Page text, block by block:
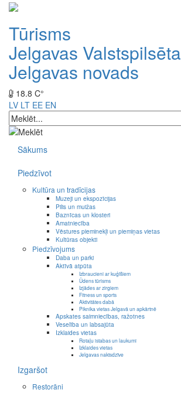
Tūrisms
Jelgavas Valstspilsēta
Jelgavas novads
18.8 C°
LV LT EE EN
Sākums
Piedzīvot
Kultūra un tradīcijas
Muzeji un ekspozīcijas
Pilis un muižas
Baznīcas un klosteri
Amatniecība
Vēstures pieminekļi un piemiņas vietas
Kultūras objekti
Piedzīvojums
Daba un parki
Aktīvā atpūta
Izbraucieni ar kuģīšiem
Ūdens tūrisms
Izjādes ar zirgiem
Fitness un sports
Aktivitātes dabā
Piknika vietas Jelgavā un apkārtnē
Apskates saimniecības, ražotnes
Veselība un labsajūta
Izklaides vietas
Rotaļu istabas un laukumi
Izklaides vietas
Jelgavas naktsdzīve
Izgaršot
Restorāni